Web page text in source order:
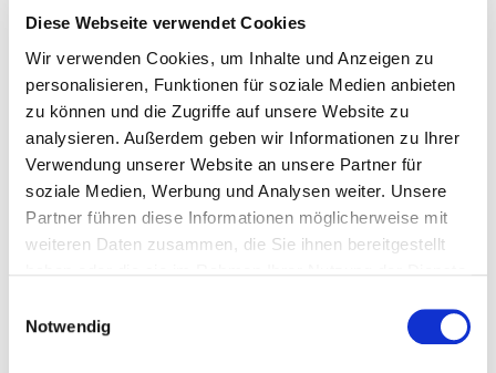
Diese Webseite verwendet Cookies
Wir verwenden Cookies, um Inhalte und Anzeigen zu
personalisieren, Funktionen für soziale Medien anbieten
zu können und die Zugriffe auf unsere Website zu
analysieren. Außerdem geben wir Informationen zu Ihrer
Verwendung unserer Website an unsere Partner für
soziale Medien, Werbung und Analysen weiter. Unsere
Partner führen diese Informationen möglicherweise mit
weiteren Daten zusammen, die Sie ihnen bereitgestellt
Notwendig
E-Mail-Adresse*
Nachricht*